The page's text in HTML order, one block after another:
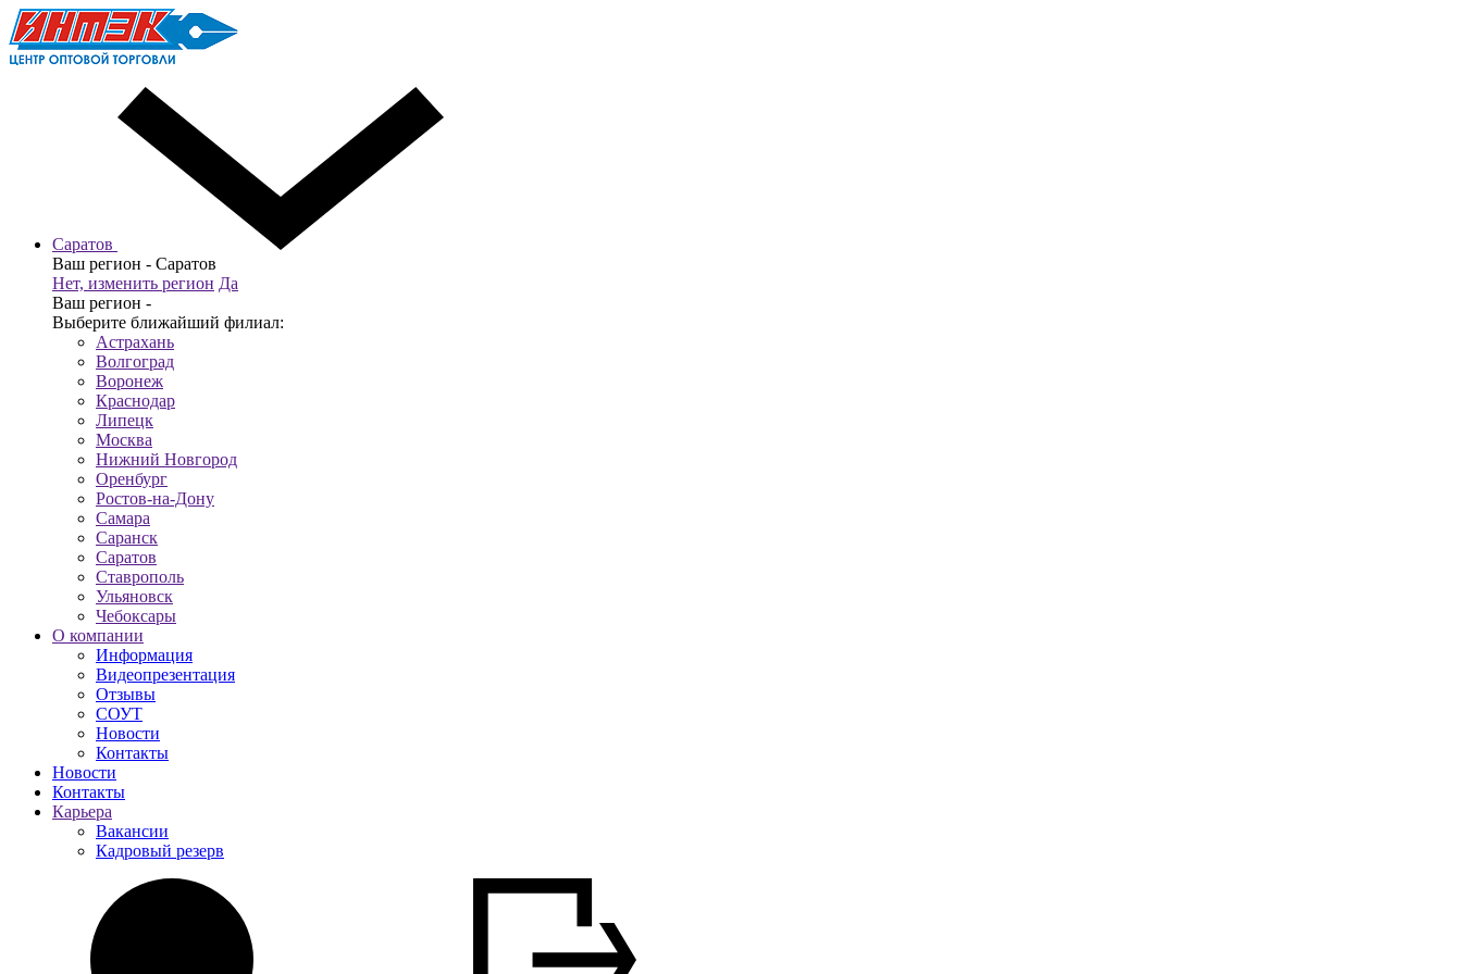
Саратов
Ваш регион - Саратов
Нет, изменить регион Да
Ваш регион -
Выберите ближайший филиал:
Астрахань
Волгоград
Воронеж
Краснодар
Липецк
Москва
Нижний Новгород
Оренбург
Ростов-на-Дону
Самара
Саранск
Саратов
Ставрополь
Ульяновск
Чебоксары
О компании
Информация
Видеопрезентация
Отзывы
СОУТ
Новости
Контакты
Новости
Контакты
Карьера
Вакансии
Кадровый резерв